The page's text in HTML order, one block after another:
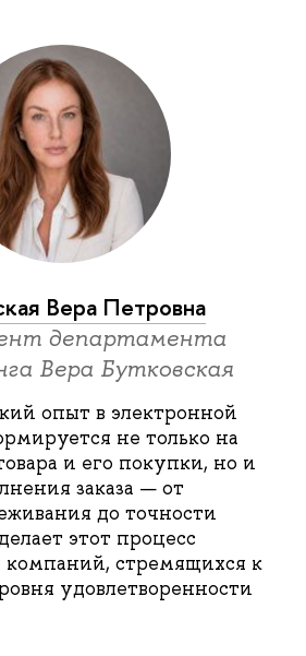
Вера Петровна
департамента
Вера Бутковская
опыт в электронной
не только на
и его покупки, но и
заказа — от
до точности
этот процесс
стремящихся к
удовлетворенности